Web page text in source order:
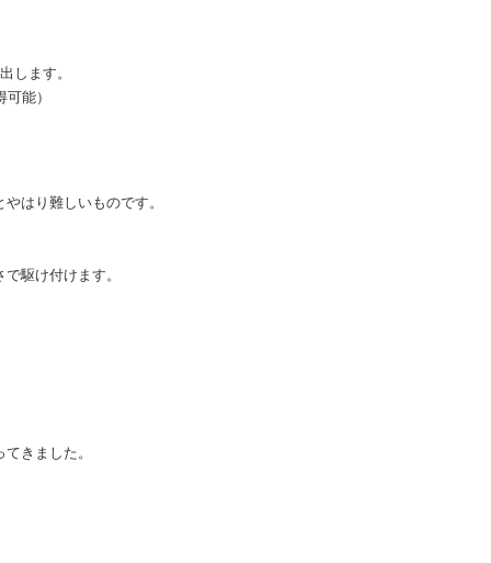
します。
能）
はり難しいものです。
駆け付けます。
きました。